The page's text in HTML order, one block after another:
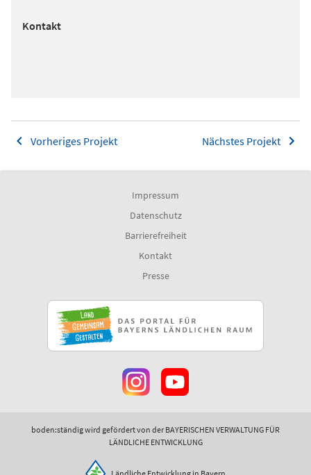
Kontakt
Vorheriges Projekt Nächstes Projekt
Impressum
Datenschutz
Barrierefreiheit
Kontakt
Presse
boden:ständig wird gefördert von der BAYERISCHEN VERWALTUNG FÜR
LÄNDLICHE ENTWICKLUNG